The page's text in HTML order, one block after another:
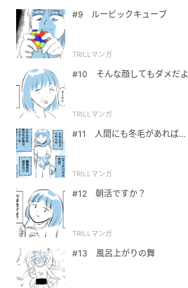
#9 ルービックキューブ
TRILLマンガ
#10 そんな顔してもダメだよ
TRILLマンガ
#11 人間にも冬毛があれば…
TRILLマンガ
#12 朝活ですか？
TRILLマンガ
#13 風呂上がりの舞